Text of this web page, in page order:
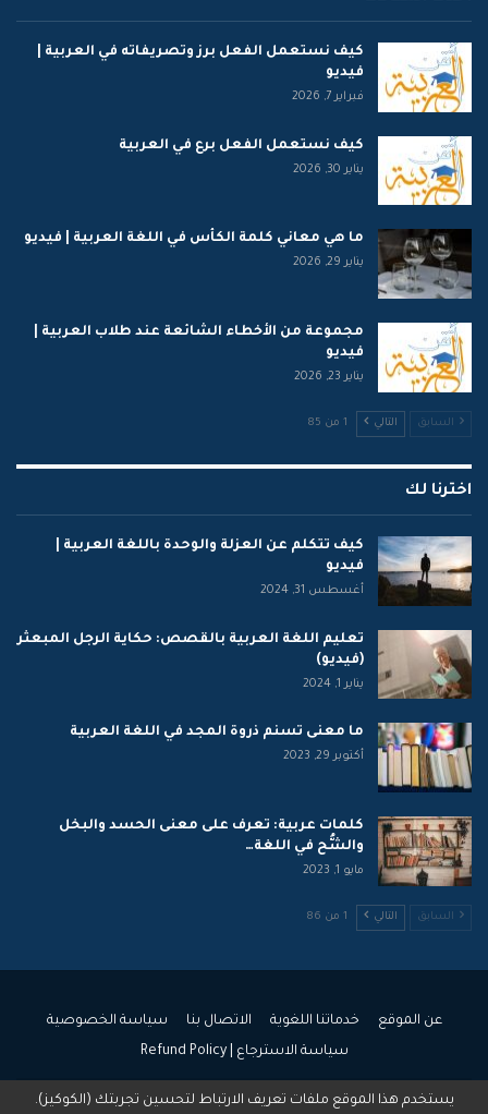
كيف نستعمل الفعل برز وتصريفاته في العربية |
فيديو
فبراير 7, 2026
كيف نستعمل الفعل برع في العربية
يناير 30, 2026
ما هي معاني كلمة الكأس في اللغة العربية | فيديو
يناير 29, 2026
مجموعة من الأخطاء الشائعة عند طلاب العربية |
فيديو
يناير 23, 2026
السابق التالي 1 من 85
اخترنا لك
كيف تتكلم عن العزلة والوحدة باللغة العربية |
فيديو
أغسطس 31, 2024
تعليم اللغة العربية بالقصص: حكاية الرجل المبعثر
(فيديو)
يناير 1, 2024
ما معنى تسنم ذروة المجد في اللغة العربية
أكتوبر 29, 2023
كلمات عربية: تعرف على معنى الحسد والبخل
والشُّح في اللغة…
مايو 1, 2023
السابق التالي 1 من 86
عن الموقع خدماتنا اللغوية الاتصال بنا
سياسة الخصوصية
سياسة الاسترجاع | Refund Policy
يستخدم هذا الموقع ملفات تعريف الارتباط لتحسين تجربتك (الكوكيز).